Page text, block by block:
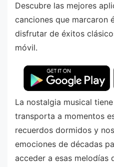
Descubre las mejores
canciones que marcaron
disfrutar de éxitos
móvil.
La nostalgia musical
transporta a momentos
recuerdos dormidos y
emociones de décadas
acceder a esas melodías